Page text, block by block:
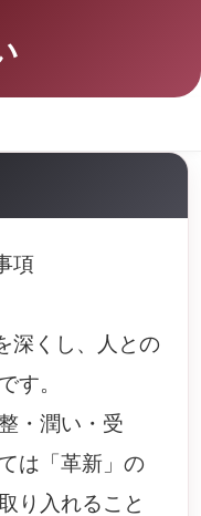
項
深くし、人との
す。
・潤い・受
は「革新」の
り入れること